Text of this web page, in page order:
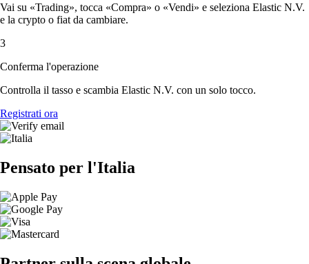
Vai su «Trading», tocca «Compra» o «Vendi» e seleziona Elastic N.V.
e la crypto o fiat da cambiare.
3
Conferma l'operazione
Controlla il tasso e scambia Elastic N.V. con un solo tocco.
Registrati ora
Pensato per l'Italia